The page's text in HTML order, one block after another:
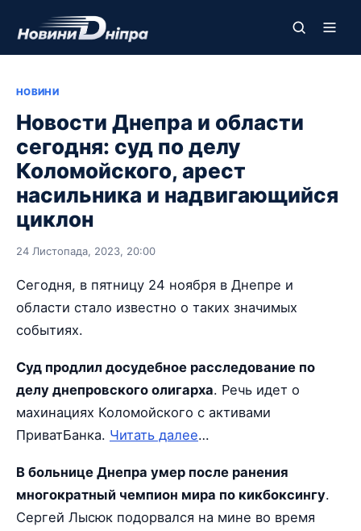
НОВИНИ
Новости Днепра и области
сегодня: суд по делу
Коломойского, арест
насильника и надвигающийся
циклон
24 Листопада, 2023, 20:00
Сегодня, в пятницу 24 ноября в Днепре и
области стало известно о таких значимых
событиях.
Суд продлил досудебное расследование по
делу днепровского олигарха. Речь идет о
махинациях Коломойского с активами
ПриватБанка. Читать далее…
В больнице Днепра умер после ранения
многократный чемпион мира по кикбоксингу.
Сергей Лысюк подорвался на мине во время